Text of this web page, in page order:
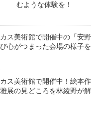
むような体験を！
ス美術館で開催中の「安野
心がつまった会場の様子を
ス美術館で開催中！絵本作
展の見どころを林綾野が解